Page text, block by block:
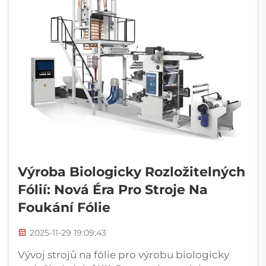
Výroba Biologicky Rozložitelných
Fólií: Nová Éra Pro Stroje Na
Foukání Fólie
2025-11-29 19:09:43
Vývoj strojů na fólie pro výrobu biologicky